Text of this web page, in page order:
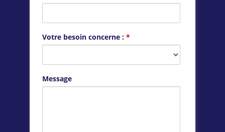
Votre besoin concerne : *
Message